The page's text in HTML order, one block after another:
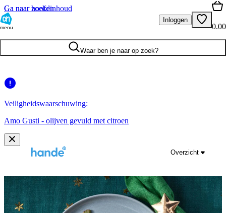
Ga naar hoofdinhoud
Ga naar zoeken
menu
Inloggen
0.00
Waar ben je naar op zoek?
Veiligheidswaarschuwing:
Amo Gusti - olijven gevuld met citroen
Overzicht